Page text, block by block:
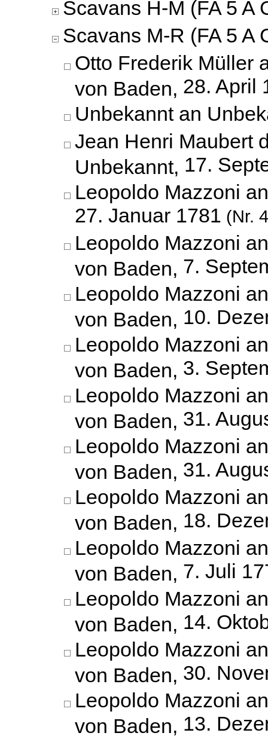
Scavans H-M (FA 5 A
Scavans M-R (FA 5 A
Otto Frederik Müller
von Baden, 28. April
Unbekannt an
Jean Henri Maubert
Unbekannt, 17.
Leopoldo Mazzoni
27. Januar 1781 (Nr.
Leopoldo Mazzoni
von Baden, 7.
Leopoldo Mazzoni
von Baden, 10.
Leopoldo Mazzoni
von Baden, 3.
Leopoldo Mazzoni
von Baden, 31.
Leopoldo Mazzoni
von Baden, 31.
Leopoldo Mazzoni
von Baden, 18.
Leopoldo Mazzoni
von Baden, 7. Juli
Leopoldo Mazzoni
von Baden, 14.
Leopoldo Mazzoni
von Baden, 30.
Leopoldo Mazzoni
von Baden, 13.